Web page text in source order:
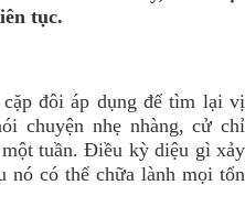
tục.
đôi áp dụng để tìm lại vị
chuyện nhẹ nhàng, cử chỉ
tuần. Điều kỳ diệu gì xảy
nó có thể chữa lành mọi tổn